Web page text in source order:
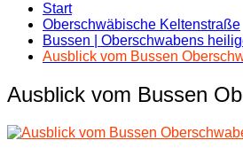
Start
Oberschwäbische Keltenstraße
Bussen | Oberschwabens
Ausblick vom Bussen
Ausblick vom Bussen